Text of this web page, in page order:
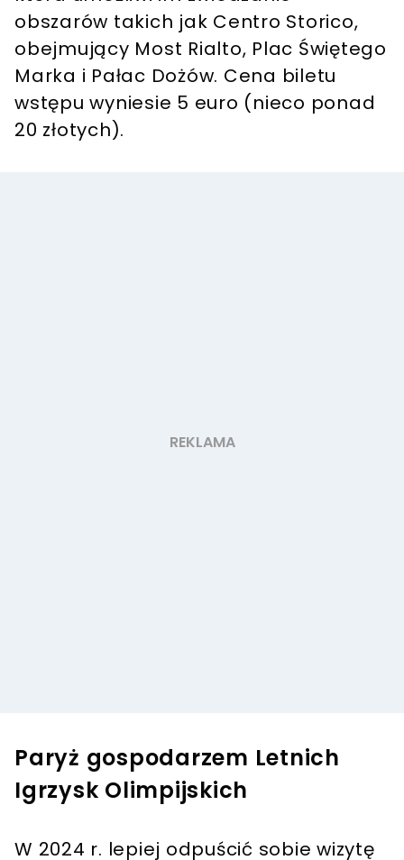
obszarów takich jak Centro Storico,
obejmujący Most Rialto, Plac Świętego
Marka i Pałac Dożów. Cena biletu
wstępu wyniesie 5 euro (nieco ponad
20 złotych).
Paryż gospodarzem Letnich
Igrzysk Olimpijskich
W 2024 r. lepiej odpuścić sobie wizytę